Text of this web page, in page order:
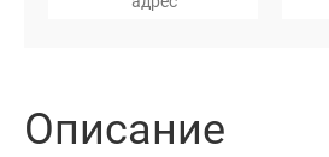
Описание